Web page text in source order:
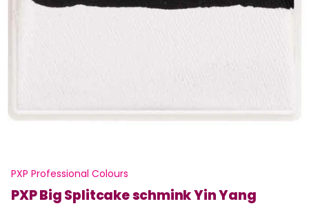
PXP Professional Colours
PXP Big Splitcake schmink Yin Yang